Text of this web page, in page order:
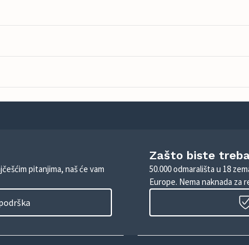
pitanjima, naš će vam
Zašto biste
50.000 odmarališta u 18
Europe. Nema naknada za